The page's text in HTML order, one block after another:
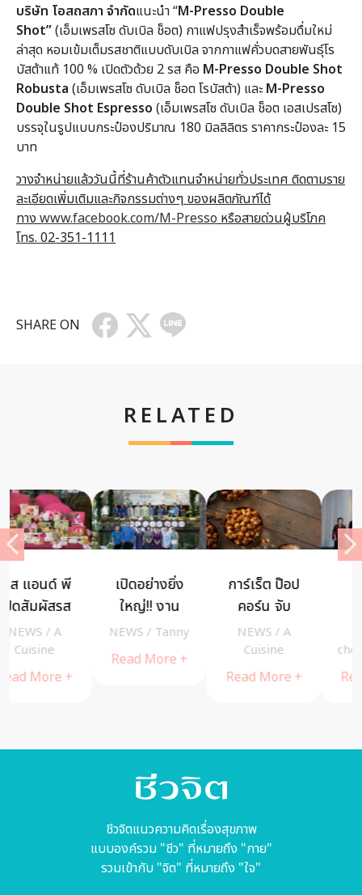
บริษัท โอสถสภา จำกัดแนะนำ “M-Presso Double
Shot”(เอ็มเพรสโซ ดับเบิล ช็อต) กาแฟปรุงสำเร็จพร้อมดื่มใหม่
ล่าสุด หอมเข้มเต็มรสชาติแบบดับเบิล จากกาแฟคั่วบดสายพันธุ์โร
บัสต้าแท้ 100 % เปิดตัวด้วย 2 รส คือ M-Presso Double Shot
Robusta (เอ็มเพรสโซ ดับเบิล ช็อต โรบัสต้า) และM-Presso
Double Shot Espresso (เอ็มเพรสโซ ดับเบิล ช็อต เอสเปรสโซ)
บรรจุในรูปแบบกระป๋องปริมาณ 180 มิลลิลิตร ราคากระป๋องละ 15
บาท
วางจำหน่ายแล้ววันนี้ที่ร้านค้าตัวแทนจำหน่ายทั่วประเทศ ติดตามราย
ละเอียดเพิ่มเติมและกิจกรรมต่างๆ ของผลิตภัณฑ์ได้
ทาง www.facebook.com/M-Presso หรือสายด่วนผู้บริโภค
โทร. 02-351-1111
SHARE ON
RELATED
ส่ง
Healthy
Lung
Thailand
เดินหน้าสร้าง
ความเข้าใจโรค
NEWS
cheewajitmedia
Read More +
ฉลองเทศกาล
ตรุษจีน
ต้อนรับปีหมูไป
กับ ออเนอร์
NEWS
“CC
DOUBLE O”
ครีเอท
“RACCOOL”
ฮีโร่สายคูลที่จะ
NEWS
Read More +
ชีวจิตแนวความคิดเรื่องสุขภาพ
แบบองค์รวม "ชีว" ที่หมายถึง "กาย"
รวมเข้ากับ "จิต" ที่หมายถึง "ใจ"